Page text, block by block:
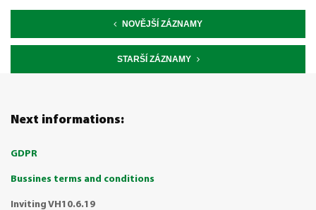
NOVĚJŠÍ ZÁZNAMY
STARŠÍ ZÁZNAMY
Next informations:
GDPR
Bussines terms and conditions
Inviting VH10.6.19